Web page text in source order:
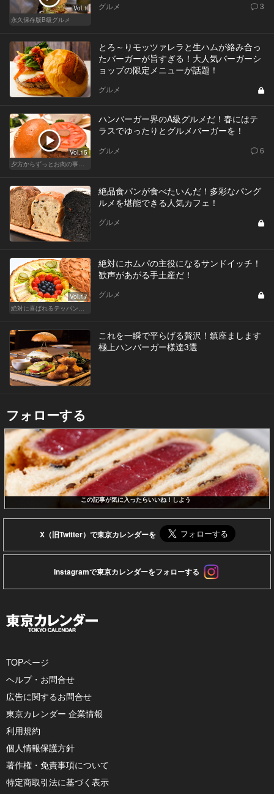
Vol.1
永久保存版B級グルメ
グルメ 3
とろ～りモッツァレラと生ハムが絡み合っ
たバーガーが旨すぎる！大人気バーガーシ
ョップの限定メニューが話題！
グルメ
Vol.15
ハンバーガー界のA級グルメだ！春にはテ
ラスでゆったりとグルメバーガーを！
グルメ 6
絶品食パンが食べたいんだ！多彩なパング
ルメを堪能できる人気カフェ！
グルメ
Vol.17
絶対にホムパの主役になるサンドイッチ！
歓声があがる手土産だ！
グルメ
これを一瞬で平らげる贅沢！鎮座まします
極上ハンバーガー様達3選
フォローする
この記事が気に入ったらいいね！しよう
X（旧Twitter）で東京カレンダーを
Instagramで東京カレンダーをフォローする
TOPページ
ヘルプ・お問合せ
広告に関するお問合せ
東京カレンダー 企業情報
利用規約
個人情報保護方針
著作権・免責事項について
特定商取引法に基づく表示